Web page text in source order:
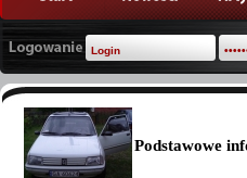
Podstawowe